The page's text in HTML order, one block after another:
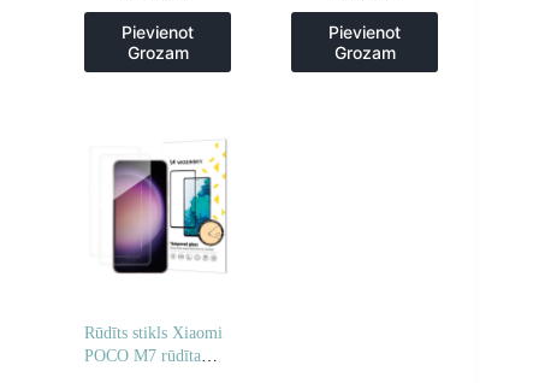
Pievienot
Grozam
Pievienot
Grozam
Rūdīts stikls Xiaomi
POCO M7 rūdīta